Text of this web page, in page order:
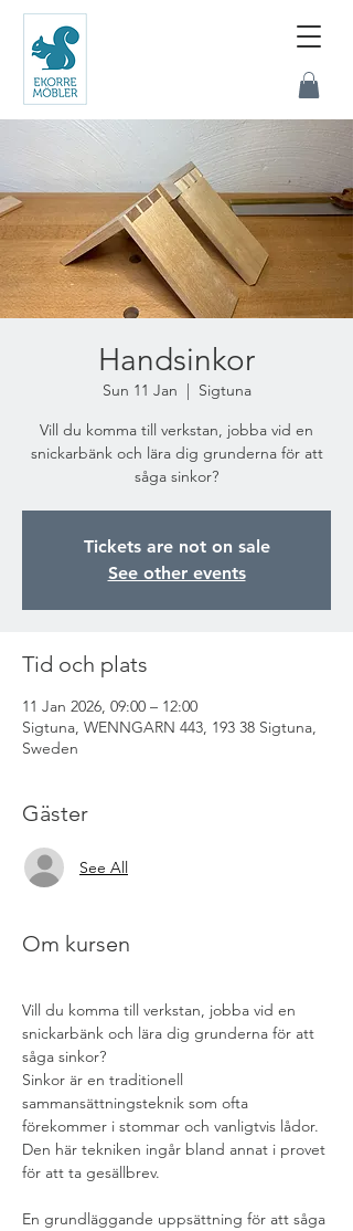
Handsinkor
Sun 11 Jan
  |
Sigtuna
Vill du komma till verkstan, jobba vid en
snickarbänk och lära dig grunderna för att
såga sinkor?
Tickets are not on sale
See other events
Tid och plats
11 Jan 2026, 09:00 – 12:00
Sigtuna, WENNGARN 443, 193 38 Sigtuna,
Sweden
Gäster
See All
Om kursen
Vill du komma till verkstan, jobba vid en
snickarbänk och lära dig grunderna för att
såga sinkor?
Sinkor är en traditionell
sammansättningsteknik som ofta
förekommer i stommar och vanligtvis lådor.
Den här tekniken ingår bland annat i provet
för att ta gesällbrev.
En grundläggande uppsättning för att såga